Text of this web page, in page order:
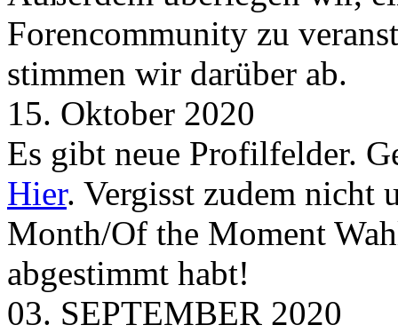
Forencommunity zu
stimmen wir darüber ab.
15. Oktober 2020
Es gibt neue Profilfelder.
Hier. Vergisst zudem nicht
Month/Of the Moment
abgestimmt habt!
03. SEPTEMBER 2020